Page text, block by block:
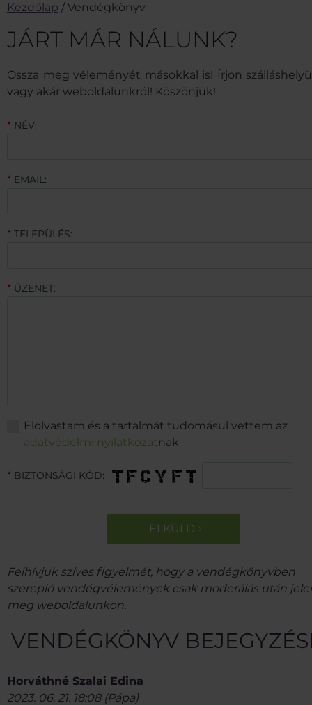
Kezdőlap / Vendégkönyv
JÁRT MÁR NÁLUNK?
Ossza meg véleményét másokkal is! Írjon
vagy akár weboldalunkról! Köszönjük!
★ NÉV:
★ EMAIL:
★ TELEPÜLÉS:
★ ÜZENET:
Elolvastam és a tartalmát tudomásul vettem az
adatvédelmi nyilatkozatnak
★ BIZTONSÁGI KÓD:
ELKÜLD
Felhívjuk szíves figyelmét, hogy a vendégkönyvben
szereplő vendégvélemények csak moderálás után
meg weboldalunkon.
VENDÉGKÖNYV
Horváthné Szalai Edina
2023. 06. 21. 18:08 (Pápa)